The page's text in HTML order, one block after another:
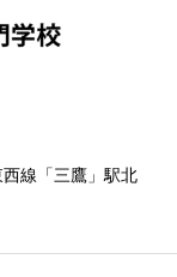
線「三鷹」駅北